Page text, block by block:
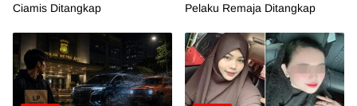
Ciamis Ditangkap
Pelaku Remaja Ditangkap